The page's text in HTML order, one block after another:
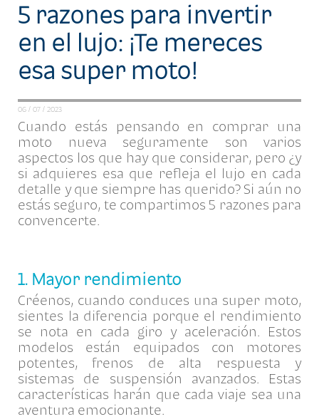
5 razones para invertir
en el lujo: ¡Te mereces
esa super moto!
06 / 07 / 2023
Cuando estás pensando en comprar una
moto nueva seguramente son varios
aspectos los que hay que considerar, pero ¿y
si adquieres esa que refleja el lujo en cada
detalle y que siempre has querido? Si aún no
estás seguro, te compartimos 5 razones para
convencerte.
1. Mayor rendimiento
Créenos, cuando conduces una super moto,
sientes la diferencia porque el rendimiento
se nota en cada giro y aceleración. Estos
modelos están equipados con motores
potentes, frenos de alta respuesta y
sistemas de suspensión avanzados. Estas
características harán que cada viaje sea una
aventura emocionante.